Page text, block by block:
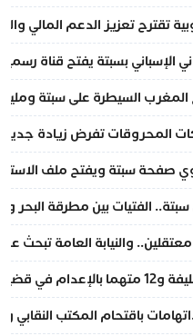
تقترح تعزيز الدعم المالي
الإسباني بسبتة يفتح قناة
المغرب السيطرة على سبتة
المحروقات تفرض زيادة
صفحة سبتة ويفتح ملف
الفتيات بين مطرقة البحر
الفراعنة
باقتحام المكتب النقابي